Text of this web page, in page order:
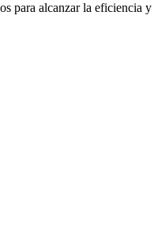
para alcanzar la eficiencia